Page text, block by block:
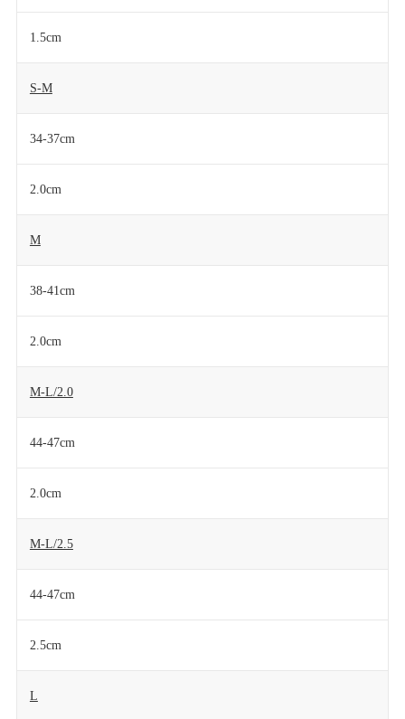
1.5cm
S-M
34-37cm
2.0cm
M
38-41cm
2.0cm
M-L/2.0
44-47cm
2.0cm
M-L/2.5
44-47cm
2.5cm
L